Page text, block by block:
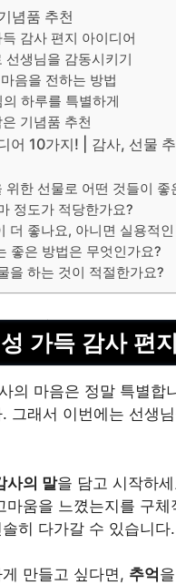
념품 추천
감사 편지 아이디어
선생님을 감동시키기
음을 전하는 방법
하루를 특별하게
기념품 추천
어 10가지! | 감사, 선물
위한 선물로 어떤 것들이 좋
정도가 적당한가요?
더 좋나요, 아니면 실용적
좋은 방법은 무엇인가요?
을 하는 것이 적절한가요?
가득 감사 편
의 마음은 정말 특별합
그래서 이번에는 선생
사의 말을 담고 시작하
움을 느꼈는지를 구
히 다가갈 수 있습니다.
만들고 싶다면, 추억